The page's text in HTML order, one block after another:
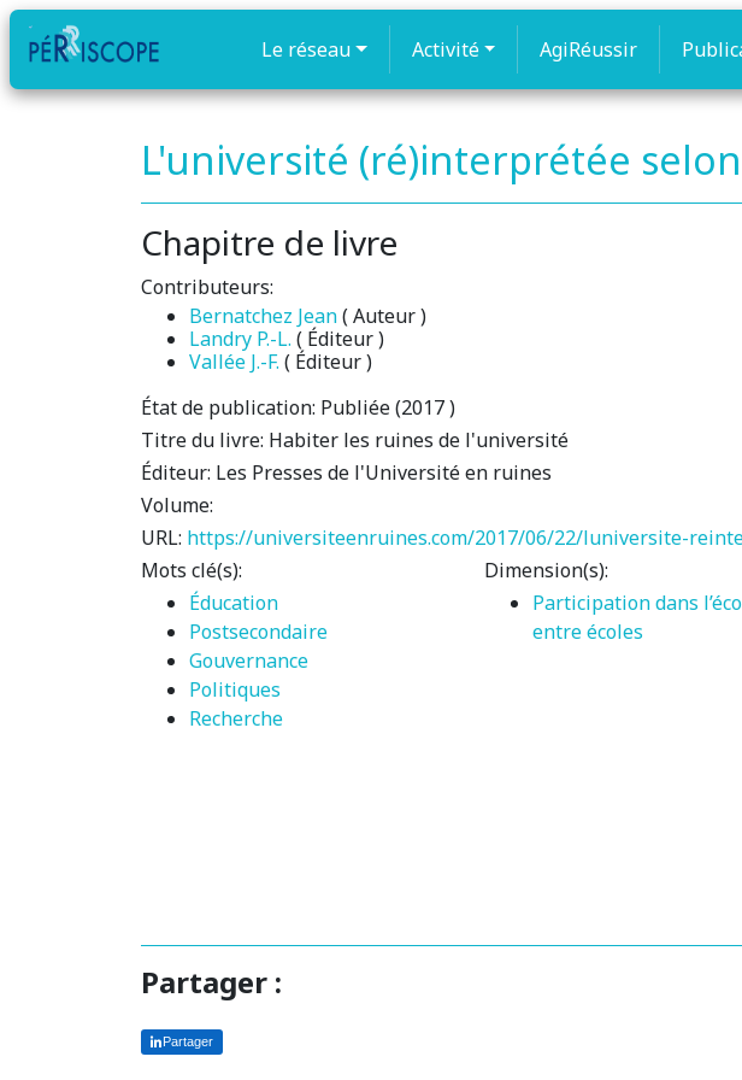
Le réseau Activité AgiRéussir
L'université (ré)interprétée
Chapitre de livre
Contributeurs:
Bernatchez Jean( Auteur )
Landry P.-L. ( Éditeur )
Vallée J.-F. ( Éditeur )
État de publication: Publiée (2017 )
Titre du livre: Habiter les ruines de l'université
Éditeur: Les Presses de l'Université en ruines
Volume:
URL: https://universiteenruines.com/2017/06/22/luniversite-
Mots clé(s):
Éducation
Postsecondaire
Gouvernance
Politiques
Recherche
Dimension(s):
Participation dans
entre écoles
Partager :
Partager